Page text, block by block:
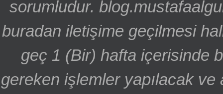
sorumludur.
buradan iletişime geçilmesi
geç 1 (Bir) hafta içerisinde
gereken işlemler yapılacak ve